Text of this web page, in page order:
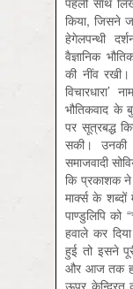
किया, जिसने
हेगेलपन्थी
वैज्ञानिक
की नींव
विचारधारा’
भौतिकवाद के
पर सूत्रबद्ध
सकी। उनकी
समाजवादी
कि प्रकाशक ने
मार्क्स के
पाण्डुलिपि को
हवाले कर
हुई तो इसने
और आज तक हर